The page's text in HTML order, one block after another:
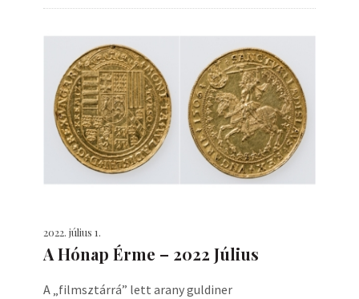
2022. július 1.
A Hónap Érme – 2022 Július
A „filmsztárrá” lett arany guldiner